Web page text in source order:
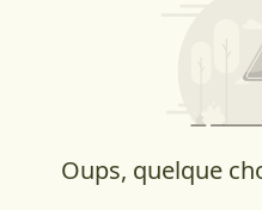
Oups, quelque